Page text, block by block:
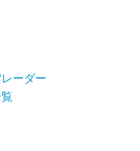
ーダー